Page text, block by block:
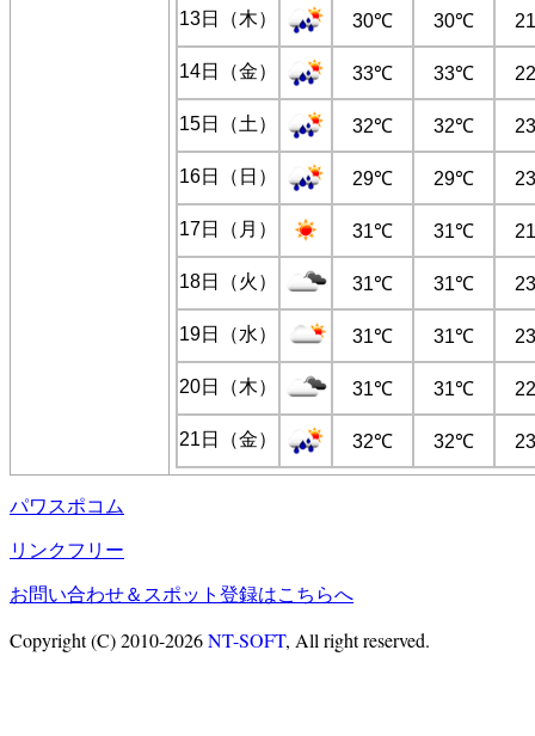
13日（木） 30℃ 30℃
14日（金） 33℃ 33℃
15日（土） 32℃ 32℃
16日（日） 29℃ 29℃
17日（月） 31℃ 31℃
18日（火） 31℃ 31℃
19日（水） 31℃ 31℃
20日（木） 31℃ 31℃
21日（金） 32℃ 32℃
パワスポコム
リンクフリー
お問い合わせ＆スポット登録はこちらへ
Copyright (C) 2010-2026NT-SOFT, All right reserved.